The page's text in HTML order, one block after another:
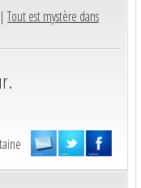
|Tout est mystère dans